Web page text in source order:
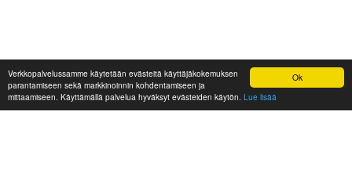
Ok
Verkkopalvelussamme käytetään evästeitä käyttäjäkokemuksen
parantamiseen sekä markkinoinnin kohdentamiseen ja
mittaamiseen. Käyttämällä palvelua hyväksyt evästeiden käytön. Lue lisää